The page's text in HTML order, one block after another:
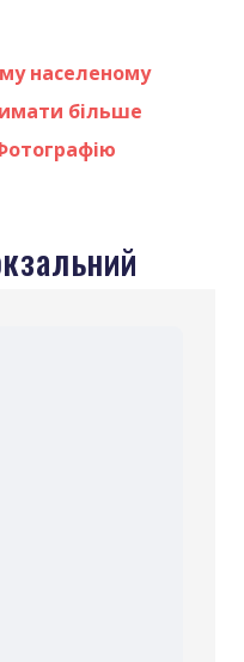
населеному
більше